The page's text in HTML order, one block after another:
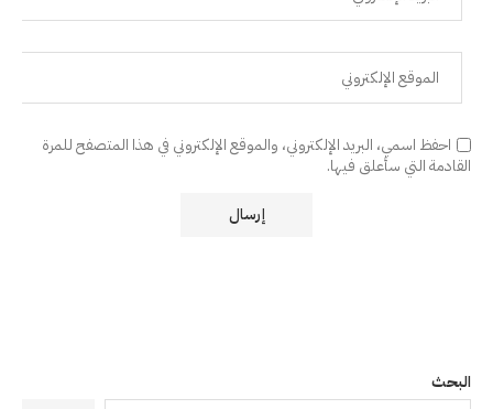
احفظ اسمي، البريد الإلكتروني، والموقع الإلكتروني في هذا المتصفح للمرة
القادمة التي سأعلق فيها.
البحث